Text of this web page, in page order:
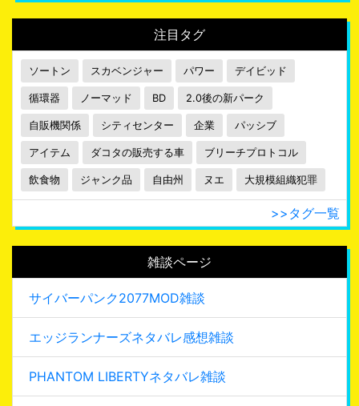
注目タグ
ソートン スカベンジャー パワー デイビッド
循環器 ノーマッド BD 2.0後の新パーク
自販機関係 シティセンター 企業 パッシブ
アイテム ダコタの販売する車 ブリーチプロトコル
飲食物 ジャンク品 自由州 ヌエ 大規模組織犯罪
>>タグ一覧
雑談ページ
サイバーパンク2077MOD雑談
エッジランナーズネタバレ感想雑談
PHANTOM LIBERTYネタバレ雑談